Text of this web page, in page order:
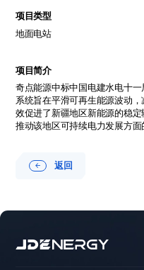
 返回
项目类型
地面电站
项目简介
奇点能源中标中国电建水电十
系统旨在平滑可再生能源波动
效促进了新疆地区新能源的稳
推动该地区可持续电力发展方面